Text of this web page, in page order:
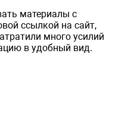
материалы с
ссылкой на сайт,
много усилий
в удобный вид.